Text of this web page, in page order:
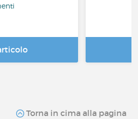
Torna in cima alla pagina